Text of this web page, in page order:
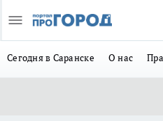
Сегодня в Саранске О нас